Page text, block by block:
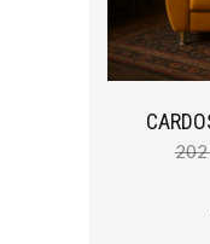
ÜLÉS MÉLYSÉG